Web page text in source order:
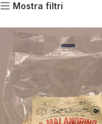
Mostra filtri